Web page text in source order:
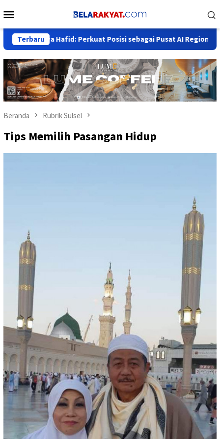
ke
Mobile
Terbaru
Perkuat Posisi sebagai Pusat AI Regional Adde
Beranda Rubrik Sulsel
Tips Memilih Pasangan Hidup